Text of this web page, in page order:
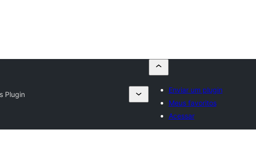
Plugin
Enviar um plugin
Meus favoritos
Acessar